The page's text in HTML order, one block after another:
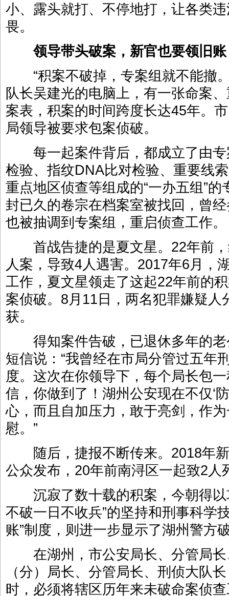
小、露头就打、不停地打，让各类
畏。
领导带头破案，新官也要领旧账
“积案不破掉，专案组就不能撤。
队长吴建光的电脑上，有一张命案
案表，积案的时间跨度长达45年。
局领导被要求包案侦破。
每一起案件背后，都成立了由专
检验、指纹DNA比对检验、重要线
重点地区侦查等组成的“一办五组”
封已久的卷宗在档案室被找回，曾
也被抽调到专案组，重启侦查工作。
首战告捷的是夏文星。22年前，
人案，导致4人遇害。2017年6月，
工作，夏文星领走了这起22年前的
案侦破。8月11日，两名犯罪嫌疑人
获。
得知案件告破，已退休多年的老
短信说：“我曾经在市局分管过五年
度。这次在你领导下，每个局长包
信，你做到了！湖州公安现在不仅‘
心，而且自加压力，敢于亮剑，作
慰。”
随后，捷报不断传来。2018年新
公众发布，20年前南浔区一起致2人
沉寂了数十载的积案，今朝得以
不破一日不收兵”的坚持和刑事科学
账”制度，则进一步显示了湖州警方
在湖州，市公安局长、分管局长
（分）局长、分管局长、刑侦大队
时，必须将辖区历年来未破命案侦